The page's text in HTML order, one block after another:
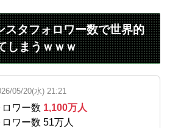
スタフォロワー数で世界的
しまうｗｗｗ
05/20(水) 21:21
ワー数 1,100万人
ワー数 51万人